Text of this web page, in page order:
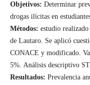
Objetivos: Determinar
drogas ilícitas en
Métodos: estudio
de Lautaro. Se aplicó
CONACE y modificado.
5%. Análisis descriptivo
Resultados: Prevalencia